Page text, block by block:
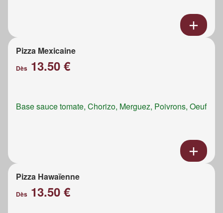
Pizza Mexicaine
Dès 13.50 €
Base sauce tomate, Chorizo, Merguez, Poivrons, Oeuf
Pizza Hawaïenne
Dès 13.50 €